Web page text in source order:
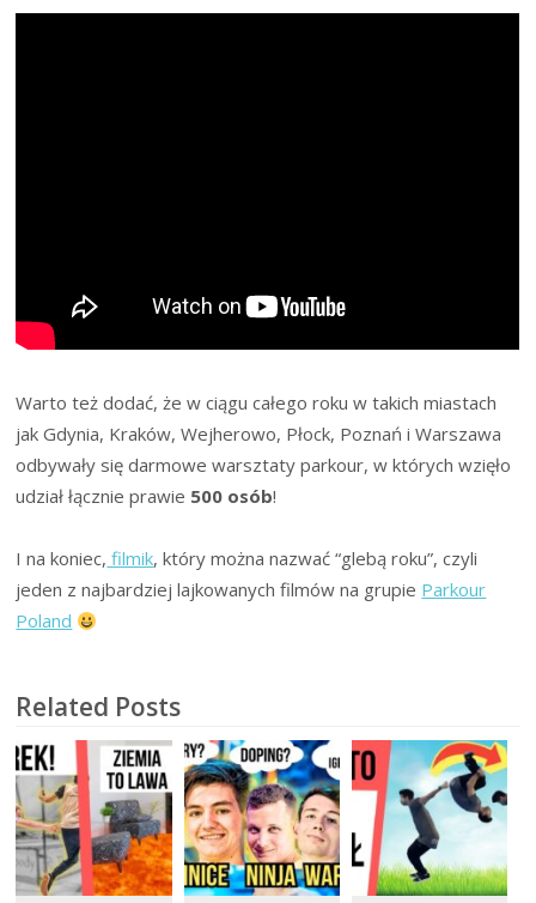
Warto też dodać, że w ciągu całego roku w takich miastach
jak Gdynia, Kraków, Wejherowo, Płock, Poznań i Warszawa
odbywały się darmowe warsztaty parkour, w których wzięło
udział łącznie prawie 500 osób!
I na koniec, filmik, który można nazwać “glebą roku”, czyli
jeden z najbardziej lajkowanych filmów na grupie Parkour
Poland
Related Posts